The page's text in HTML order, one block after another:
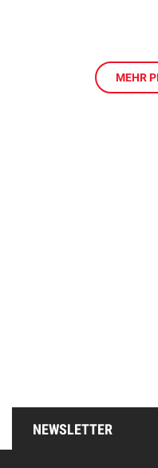
MEHR
NEWSLETTER